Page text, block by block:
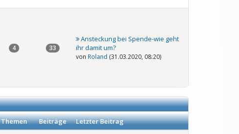
4 33
Ansteckung bei Spende-wie geht
ihr damit um?
von Roland (31.03.2020, 08:20)
Themen Beiträge
Letzter Beitrag